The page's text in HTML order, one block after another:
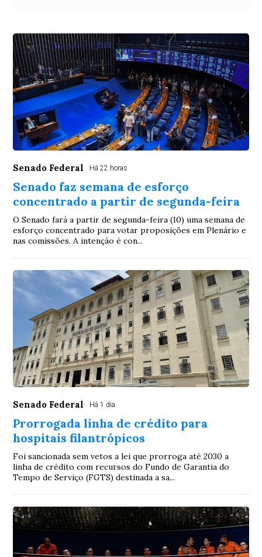
Senado Federal Há 22 horas
Senado faz semana de esforço
concentrado a partir de segunda-feira
O Senado fará a partir de segunda-feira (10) uma semana de
esforço concentrado para votar proposições em Plenário e
nas comissões. A intenção é con...
Senado Federal Há 1 dia
Prorrogada linha de crédito para
hospitais filantrópicos
Foi sancionada sem vetos a lei que prorroga até 2030 a
linha de crédito com recursos do Fundo de Garantia do
Tempo de Serviço (FGTS) destinada a sa...